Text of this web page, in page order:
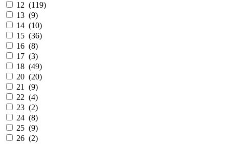
12 (119)
13 (9)
14 (10)
15 (36)
16 (8)
17 (3)
18 (49)
20 (20)
21 (9)
22 (4)
23 (2)
24 (8)
25 (9)
26 (2)